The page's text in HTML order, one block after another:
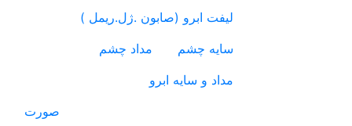
لیفت ابرو (صابون .ژل.ریمل )
سایه چشم
مداد چشم
مداد و سایه ابرو
صورت